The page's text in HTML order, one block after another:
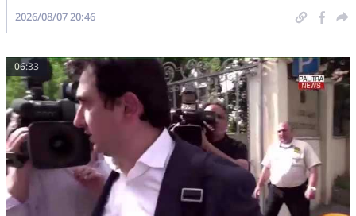
2026/08/07 20:46
06:33